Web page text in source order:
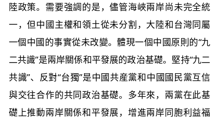
陸政策。需要強調的是，儘管海峽兩岸尚未完全統
一，但中國主權和領土從未分割，大陸和台灣同屬
一個中國的事實從未改變。體現一個中國原則的“九
二共識”是兩岸關係和平發展的政治基礎。堅持“九二
共識”、反對“台獨”是中國共産黨和中國國民黨互信
與交往合作的共同政治基礎。多年來，兩黨在此基
礎上推動兩岸關係和平發展，增進兩岸同胞利益福